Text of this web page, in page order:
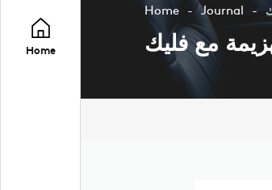
Home
Home Journal
مع فليك